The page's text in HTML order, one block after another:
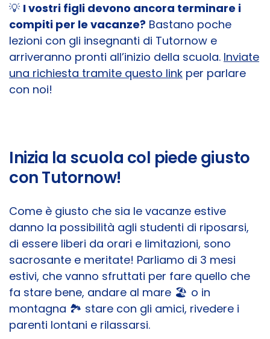
💡 I vostri figli devono ancora terminare i
compiti per le vacanze? Bastano poche
lezioni con gli insegnanti di Tutornow e
arriveranno pronti all’inizio della scuola. Inviate
una richiesta tramite questo link per parlare
con noi!
Inizia la scuola col piede giusto
con Tutornow!
Come è giusto che sia le vacanze estive
danno la possibilità agli studenti di riposarsi,
di essere liberi da orari e limitazioni, sono
sacrosante e meritate! Parliamo di 3 mesi
estivi, che vanno sfruttati per fare quello che
fa stare bene, andare al mare 🏖️ o in
montagna 🏞️ stare con gli amici, rivedere i
parenti lontani e rilassarsi.